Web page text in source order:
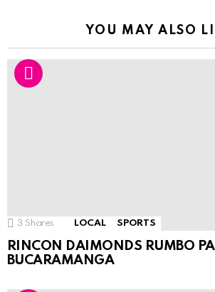
YOU MAY ALSO
3 Shares LOCAL SPORTS
RINCON DAIMONDS RUMBO PA
BUCARAMANGA